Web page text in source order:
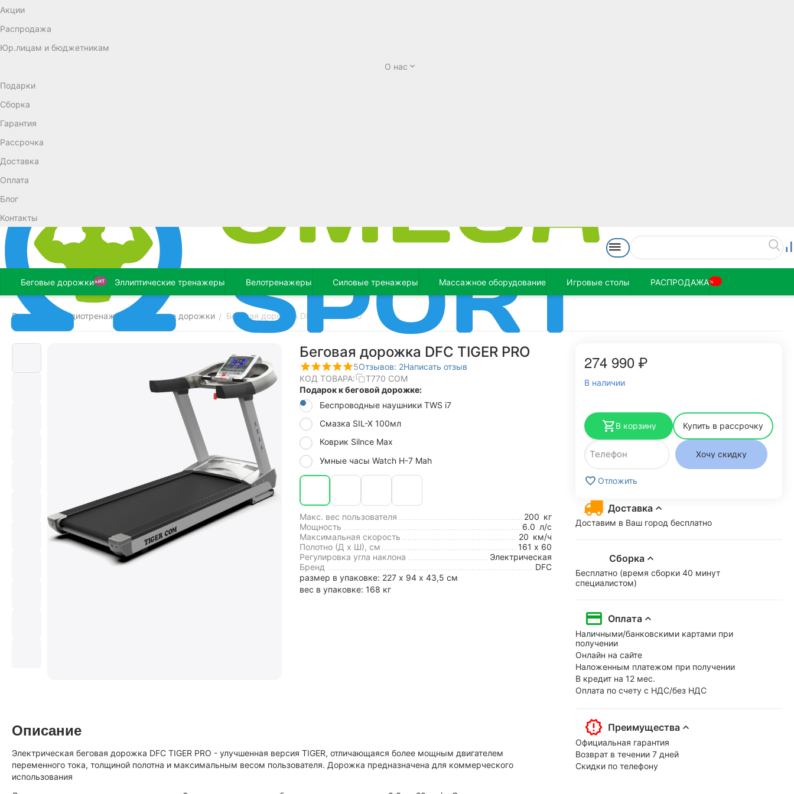
Акции
Распродажа
Юр.лицам и бюджетникам
О нас
Подарки
Сборка
Гарантия
Рассрочка
Доставка
Оплата
Блог
Контакты
Беговые дорожкиХИТ Эллиптические тренажеры Велотренажеры Силовые тренажеры Массажное оборудование Игровые столы РАСПРОДАЖА%
Главная Кардиотренажеры Беговые дорожки / Беговая дорожка DFC TIGER PRO
Беговая дорожка DFC TIGER PRO
5Отзывов: 2Написать отзыв
КОД ТОВАРА:
T770 COM
Подарок к беговой дорожке:
Беспроводные наушники TWS i7
Смазка SIL-X 100мл
Коврик Silnce Max
Умные часы Watch H-7 Mah
Макс. вес пользователя 200 кг
Мощность
6.0 л/с
Максимальная скорость
20 км/ч
Полотно (Д х Ш), см
161 х 60
Регулировка угла наклона
Электрическая
Бренд
DFC
размер в упаковке: 227 х 94 х 43,5 см
вес в упаковке: 168 кг
274 990₽
В наличии
В корзину Купить в рассрочку
Хочу скидку
Отложить
Доставка
Доставим в Ваш город бесплатно
Сборка
Бесплатно (время сборки 40 минут
специалистом)
Оплата
Наличными/банковскими картами при
получении
Онлайн на сайте
Наложенным платежом при получении
В кредит на 12 мес.
Оплата по счету с НДС/без НДС
Преимущества
Официальная гарантия
Возврат в течении 7 дней
Скидки по телефону
Описание
Электрическая беговая дорожка DFC TIGER PRO - улучшенная версия TIGER, отличающаяся более мощным двигателем
переменного тока, толщиной полотна и максимальным весом пользователя. Дорожка предназначена для коммерческого
использования